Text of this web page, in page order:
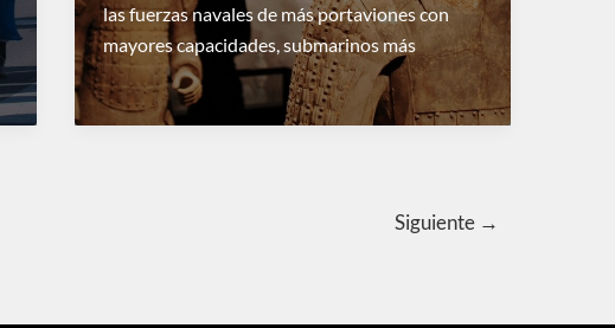
las fuerzas navales de más portaviones con
mayores capacidades, submarinos más
Siguiente →